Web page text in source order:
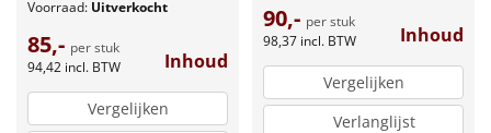
Alle thema's
Artikel
Voorraad: Uitverkocht
85,- per stuk
94,42 incl. BTW Inhoud
Vergelijken
90,- per stuk
98,37 incl. BTW Inhoud
Vergelijken
Verlanglijst